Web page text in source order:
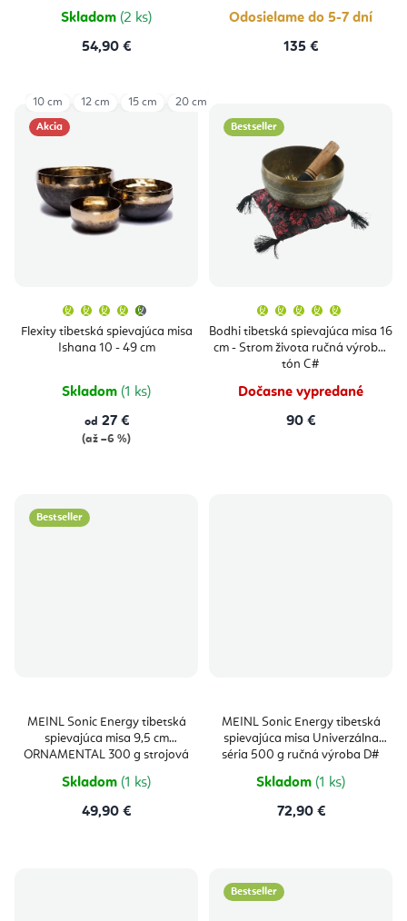
Skladom (2 ks)
54,90 €
Odosielame do 5-7 dní
135 €
Akcia
Flexity tibetská spievajúca misa
Ishana 10 - 49 cm
produktu
je
4,5
Skladom (1 ks)
od 27 €
(až –6 %)
10 cm 12 cm 15 cm 20 cm
Bestseller
Bodhi tibetská spievajúca misa 16
cm - Strom života ručná výroba,
tón C#
produktu
je
5,0
Dočasne vypredané
90 €
Bestseller
MEINL Sonic Energy tibetská
spievajúca misa 9,5 cm
ORNAMENTAL 300 g strojová
Skladom (1 ks)
49,90 €
MEINL Sonic Energy tibetská
spievajúca misa Univerzálna
séria 500 g ručná výroba D#
Skladom (1 ks)
72,90 €
Bestseller